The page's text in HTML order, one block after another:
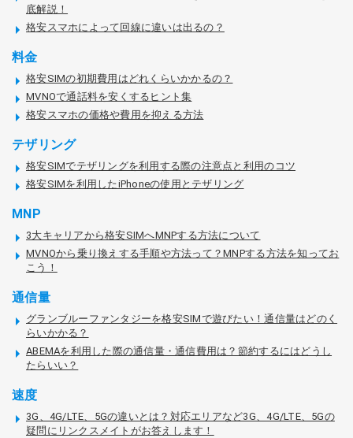
底解説！
格安スマホによって回線に違いは出るの？
料金
格安SIMの初期費用はどれくらいかかるの？
MVNOで通話料を安くするヒント集
格安スマホの価格や費用を抑える方法
テザリング
格安SIMでテザリングを利用する際の注意点と利用のコツ
格安SIMを利用したiPhoneの使用とテザリング
MNP
3大キャリアから格安SIMへMNPする方法について
MVNOから乗り換えする手順や方法って？MNPする方法を知ってお
こう！
通信量
グランブルーファンタジーを格安SIMで遊びたい！通信量はどのく
らいかかる？
ABEMAを利用した際の通信量・通信費用は？節約するにはどうし
たらいい？
速度
3G、4G/LTE、5Gの違いとは？対応エリアなど3G、4G/LTE、5Gの
疑問にリンクスメイトがお答えします！